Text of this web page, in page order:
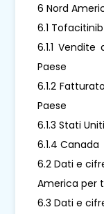
6 Nord
6.1
6.1.1
Paese
6.1.2
Paese
6.1.3 Stati Uniti
6.1.4 Canada
6.2 Dati e
America per
6.3 Dati e